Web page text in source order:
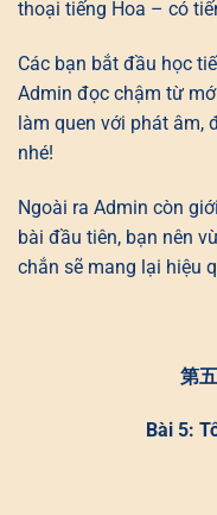
thoại tiếng Hoa – có
Các bạn bắt đầu học
Admin đọc chậm từ
làm quen với phát âm,
nhé!
Ngoài ra Admin còn
bài đầu tiên, bạn nên
chắn sẽ mang lại hiệu
第
Bài 5: